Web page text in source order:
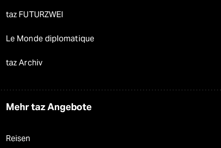
taz FUTURZWEI
Le Monde diplomatique
taz Archiv
Mehr taz Angebote
Reisen